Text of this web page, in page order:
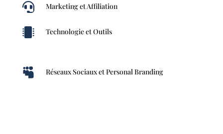
 Marketing et Affiliation
 Technologie et Outils
 Réseaux Sociaux et Personal Branding